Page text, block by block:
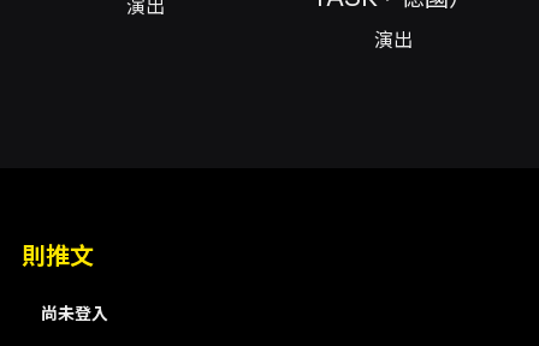
音樂節的一環，除了音樂內容本身，亦具備文化
交流與推廣社會參與的意義。觀眾可期待國際合
餘票數（來源時為 1540 張）。演出時間為
歲以上。購票與進場方面，主辦單位與票務系統
演出
演出
則推文
尚未登入